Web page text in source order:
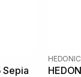
Sepia
HEDONIC